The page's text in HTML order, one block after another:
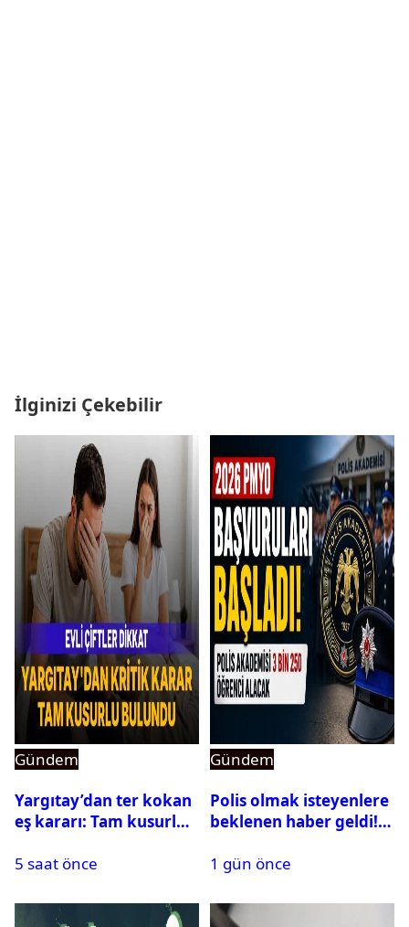
İlginizi Çekebilir
Gündem
Yargıtay’dan ter kokan
eş kararı: Tam kusurlu
5 saat önce
Gündem
Polis olmak isteyenlere
beklenen haber geldi!
1 gün önce